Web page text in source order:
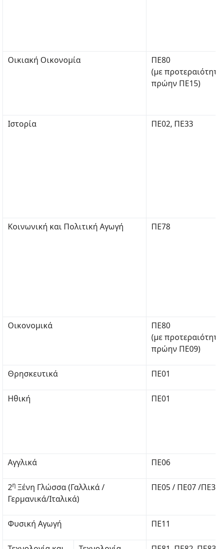
Οικιακή Οικονομία
ΠΕ80
(με
πρώην ΠΕ15)
Ιστορία ΠΕ02, ΠΕ33
Κοινωνική και Πολιτική Αγωγή ΠΕ78
Οικονομικά
ΠΕ80
(με
πρώην ΠΕ09)
Θρησκευτικά ΠΕ01
Ηθική ΠΕ01
Αγγλικά ΠΕ06
2η Ξένη Γλώσσα (Γαλλικά /
Γερμανικά/Ιταλικά)
ΠΕ05 / ΠΕ07 /
Φυσική Αγωγή ΠΕ11